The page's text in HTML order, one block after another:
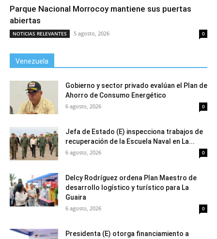
Parque Nacional Morrocoy mantiene sus puertas
abiertas
NOTICIAS RELEVANTES 5 agosto, 2026 0
Venezuela
Gobierno y sector privado evalúan el Plan de
Ahorro de Consumo Energético
6 agosto, 2026 0
Jefa de Estado (E) inspecciona trabajos de
recuperación de la Escuela Naval en La...
6 agosto, 2026 0
Delcy Rodríguez ordena Plan Maestro de
desarrollo logístico y turístico para La
Guaira
6 agosto, 2026 0
Presidenta (E) otorga financiamiento a